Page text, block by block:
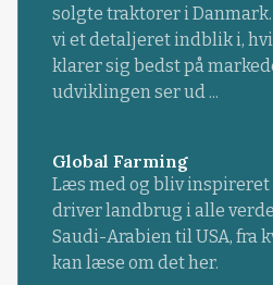
solgte traktorer i
vi et detaljeret indblik i,
klarer sig bedst på
udviklingen ser ud ...
Global Farming
Læs med og bliv inspireret
driver landbrug i alle
Saudi-Arabien til USA, fra
kan læse om det her.